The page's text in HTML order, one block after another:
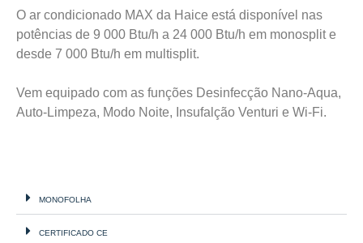
O ar condicionado MAX da Haice está disponível nas
potências de 9 000 Btu/h a 24 000 Btu/h em monosplit e
desde 7 000 Btu/h em multisplit.
Vem equipado com as funções Desinfecção Nano-Aqua,
Auto-Limpeza, Modo Noite, Insufalção Venturi e Wi-Fi.
MONOFOLHA
CERTIFICADO CE